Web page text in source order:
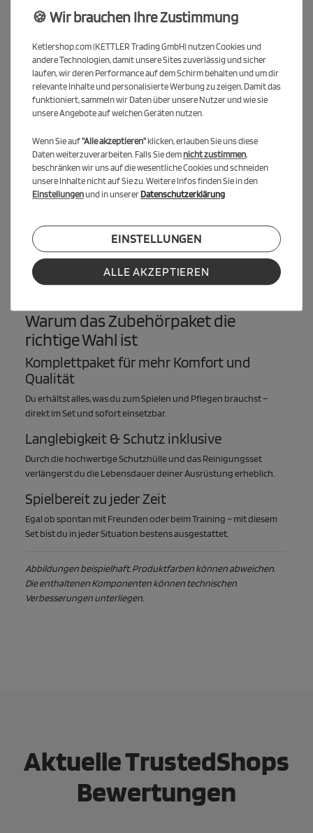
1x Outdoor-Schlägerset (2 Schläger + 6 Bälle)
1x Reinigungsset für Tischtennisschläger
12x Tischtennisbälle in 3-Sterne-Qualität
Highlights des Zubehörpakets
Die KETTLER Abdeckhaube schützt deine
Tischtennisplatte zuverlässig vor Regen, UV-Strahlung
und Schmutz – passend für alle gängigen Modelle
Zwei hochwertige Premium-Schläger mit
ausgezeichnetem Ballgefühl und Kontrolle – ideal für
ambitionierte Spieler
Freien – auch bei leichtem Regen einsatzbereit
Reinigungsset zur Pflege und Werterhaltung deiner
Schläger und der Tischoberfläche
12 robuste 3-Sterne-Bälle für gleichmäßige
Spieleigenschaften und professionelles Spielgefühl
Warum das Zubehörpaket die
richtige Wahl ist
Komplettpaket für mehr Komfort und
Qualität
Du erhältst alles, was du zum Spielen und Pflegen brauchst –
direkt im Set und sofort einsetzbar.
Langlebigkeit & Schutz inklusive
Durch die hochwertige Schutzhülle und das Reinigungsset
verlängerst du die Lebensdauer deiner Ausrüstung erheblich.
Spielbereit zu jeder Zeit
Egal ob spontan mit Freunden oder beim Training – mit diesem
Set bist du in jeder Situation bestens ausgestattet.
Abbildungen beispielhaft. Produktfarben können abweichen.
Die enthaltenen Komponenten können technischen
Verbesserungen unterliegen.
Aktuelle TrustedShops
Bewertungen
🍪 Wir brauchen Ihre Zustimmung
Ketlershop.com (KETTLER Trading GmbH) nutzen Cookies und
andere Technologien, damit unsere Sites zuverlässig und sicher
laufen, wir deren Performance auf dem Schirm behalten und um dir
relevante Inhalte und personalisierte Werbung zu zeigen. Damit das
funktioniert, sammeln wir Daten über unsere Nutzer und wie sie
unsere Angebote auf welchen Geräten nutzen.
Wenn Sie auf"Alle akzeptieren"klicken, erlauben Sie uns diese
Daten weiterzuverarbeiten. Falls Sie demnicht zustimmen,
beschränken wir uns auf die wesentliche Cookies und schneiden
unsere Inhalte nicht auf Sie zu. Weitere Infos finden Sie in den
Einstellungenund in unsererDatenschutzerklärung
EINSTELLUNGEN
ALLE AKZEPTIEREN